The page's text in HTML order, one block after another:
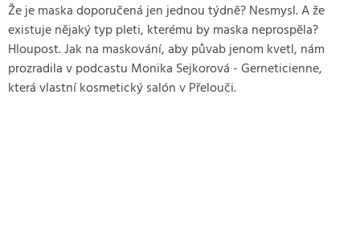
Že je maska doporučená jen jednou týdně? Nesmysl. A že
existuje nějaký typ pleti, kterému by maska neprospěla?
Hloupost. Jak na maskování, aby půvab jenom kvetl, nám
prozradila v podcastu Monika Sejkorová - Gerneticienne,
která vlastní kosmetický salón v Přelouči.